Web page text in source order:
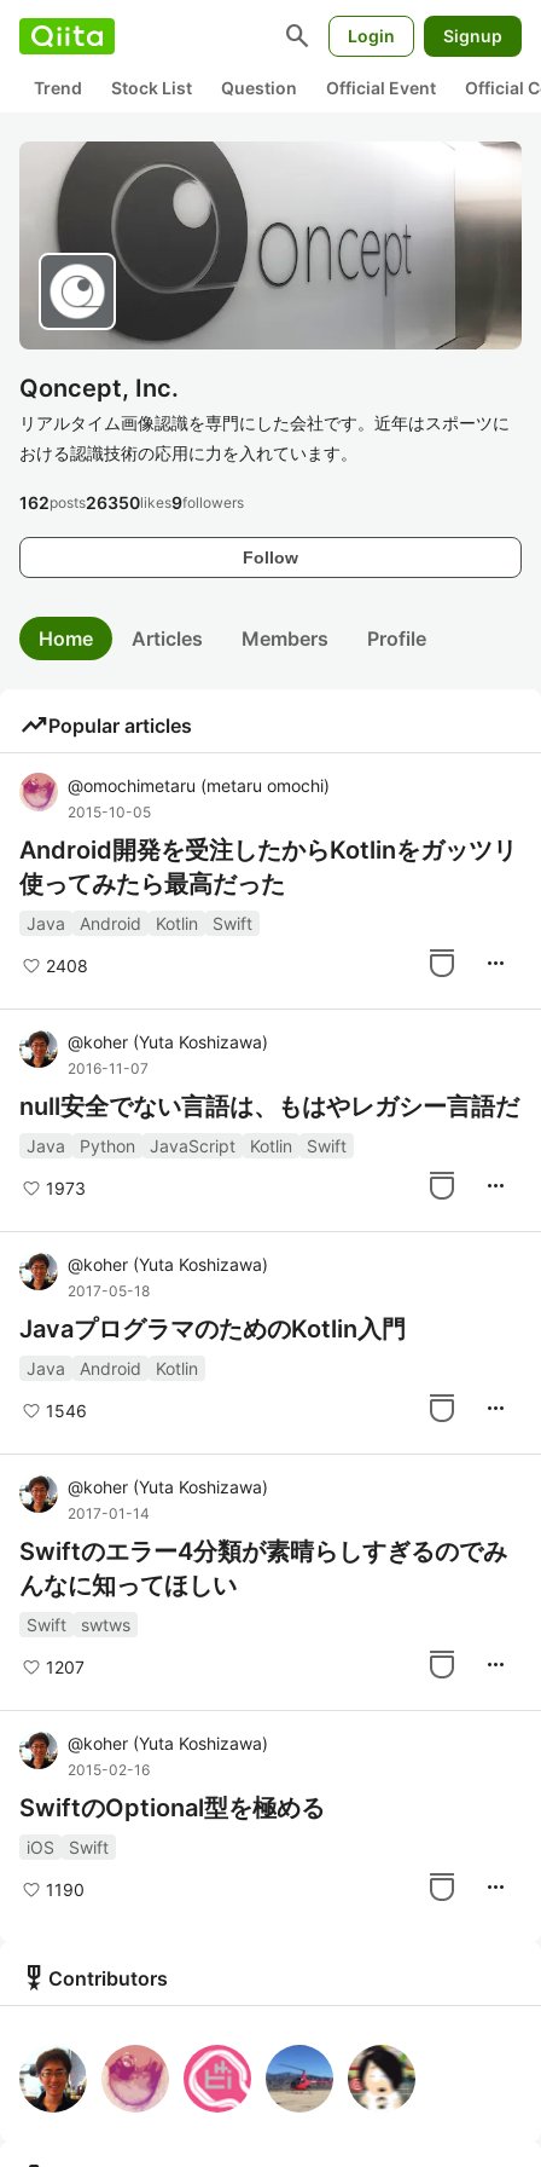
search Login Signup
Trend Stock List Question Official Event Official
Qoncept, Inc.
リアルタイム画像認識を専門にした会社です。近年はスポーツに
おける認識技術の応用に力を入れています。
Follow
162posts26350likes9followers
Home Articles Members Profile
trending_upPopular articles
@omochimetaru (metaru omochi)
2015-10-05
Android開発を受注したからKotlinをガッツリ
使ってみたら最高だった
Java Android Kotlin Swift
2408 more_horiz
@koher (Yuta Koshizawa)
2016-11-07
null安全でない言語は、もはやレガシー言語だ
Java Python JavaScript Kotlin Swift
1973 more_horiz
@koher (Yuta Koshizawa)
2017-05-18
JavaプログラマのためのKotlin入門
Java Android Kotlin
1546 more_horiz
@koher (Yuta Koshizawa)
2017-01-14
Swiftのエラー4分類が素晴らしすぎるのでみ
んなに知ってほしい
Swift swtws
1207 more_horiz
@koher (Yuta Koshizawa)
2015-02-16
SwiftのOptional型を極める
iOS Swift
1190 more_horiz
military_tech Contributors